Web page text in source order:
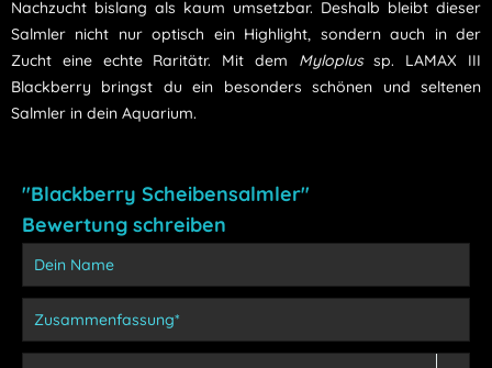
Nachzucht bislang als kaum umsetzbar. Deshalb bleibt dieser
Salmler nicht nur optisch ein Highlight, sondern auch in der
Zucht eine echte Raritätr. Mit dem Myloplussp. LAMAX III
Blackberry bringst du ein besonders schönen und seltenen
Salmler in dein Aquarium.
"Blackberry Scheibensalmler"
Bewertung schreiben